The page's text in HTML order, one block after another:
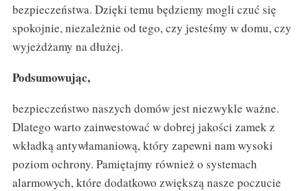
bezpieczeństwa. Dzięki temu będziemy mogli czuć się
spokojnie, niezależnie od tego, czy jesteśmy w domu, czy
wyjeżdżamy na dłużej.
Podsumowując,
bezpieczeństwo naszych domów jest niezwykle ważne.
Dlatego warto zainwestować w dobrej jakości zamek z
wkładką antywłamaniową, który zapewni nam wysoki
poziom ochrony. Pamiętajmy również o systemach
alarmowych, które dodatkowo zwiększą nasze poczucie